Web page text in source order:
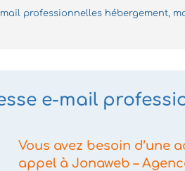
mail professionnelles hébergement,
e-mail
Vous avez besoin d’une
appel à Jonaweb –